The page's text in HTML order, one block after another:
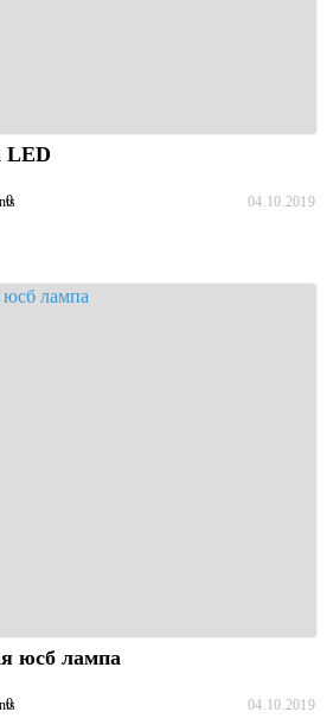
LED
0 04.10.2019
юсб лампа
0 04.10.2019